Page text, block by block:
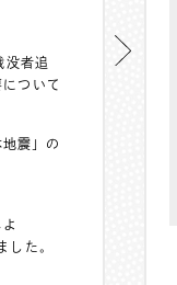
没者追
ついて
地震」の
した。